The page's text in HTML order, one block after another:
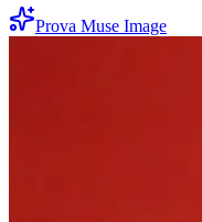
Prova Muse Image